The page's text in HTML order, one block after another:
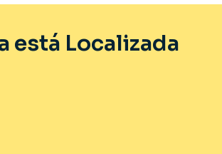
está Localizada